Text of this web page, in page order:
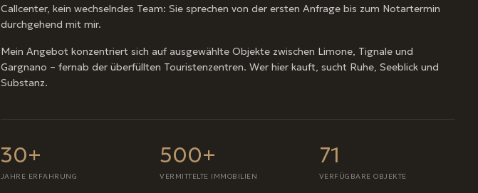
Callcenter, kein wechselndes Team: Sie sprechen von der ersten Anfrage bis zum Notartermin
durchgehend mit mir.
Mein Angebot konzentriert sich auf ausgewählte Objekte zwischen Limone, Tignale und
Gargnano – fernab der überfüllten Touristenzentren. Wer hier kauft, sucht Ruhe, Seeblick und
Substanz.
30+
JAHRE ERFAHRUNG
500+
VERMITTELTE IMMOBILIEN
71
VERFÜGBARE OBJEKTE